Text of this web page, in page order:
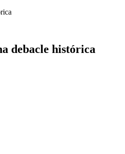
debacle histórica